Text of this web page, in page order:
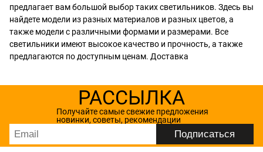
предлагает вам большой выбор таких светильников. Здесь вы
найдете модели из разных материалов и разных цветов, а
также модели с различными формами и размерами. Все
светильники имеют высокое качество и прочность, а также
предлагаются по доступным ценам. Доставка
РАССЫЛКА
Получайте самые свежие предложения
новинки, советы, рекомендации